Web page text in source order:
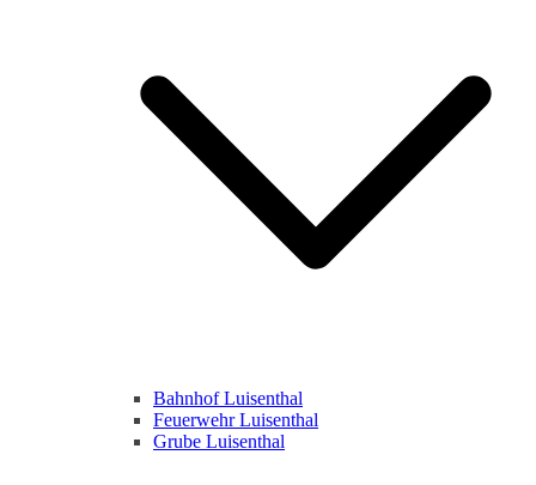
Bahnhof Luisenthal
Feuerwehr Luisenthal
Grube Luisenthal